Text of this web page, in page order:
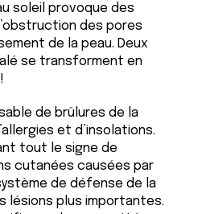
soleil provoque des
des pores
de la peau. Deux
se transforment en
de brûlures de la
et d’insolations.
tout le signe de
cutanées causées par
système de défense de la
lésions plus importantes.